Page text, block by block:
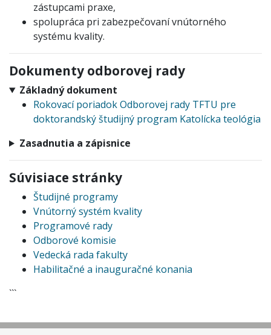
zástupcami praxe,
spolupráca pri zabezpečovaní vnútorného
systému kvality.
Dokumenty odborovej rady
Základný dokument
Rokovací poriadok Odborovej rady TFTU pre
doktorandský študijný program Katolícka teológia
Zasadnutia a zápisnice
Súvisiace stránky
Študijné programy
Vnútorný systém kvality
Programové rady
Odborové komisie
Vedecká rada fakulty
Habilitačné a inauguračné konania
```